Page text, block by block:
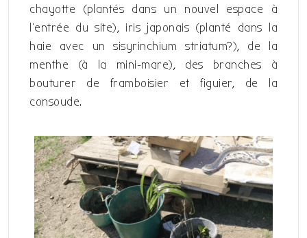
chayotte (plantés dans un nouvel espace à
l’entrée du site), iris japonais (planté dans la
haie avec un sisyrinchium striatum?), de la
menthe (à la mini-mare), des branches à
bouturer de framboisier et figuier, de la
consoude.